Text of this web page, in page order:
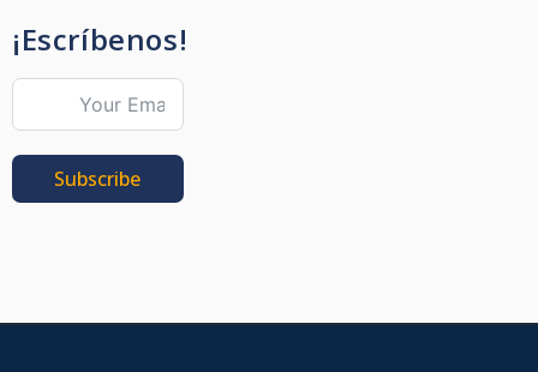
¡Escríbenos!
Subscribe